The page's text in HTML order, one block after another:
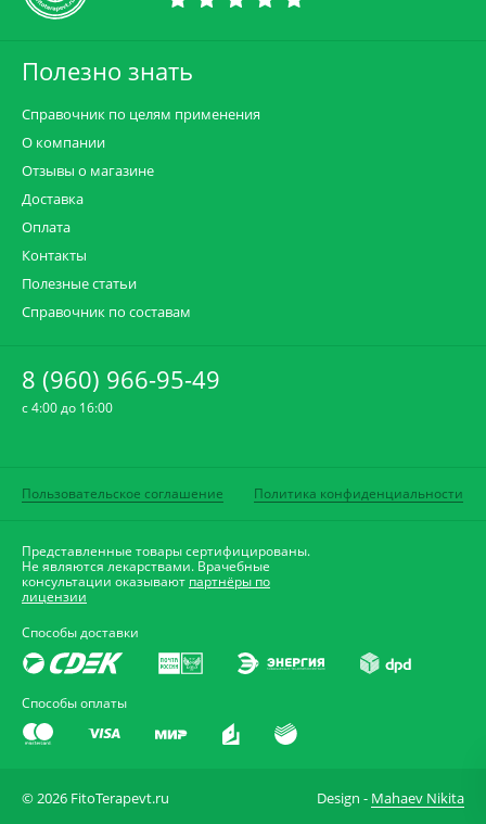
Полезно знать
Справочник по целям применения
О компании
Отзывы о магазине
Доставка
Оплата
Контакты
Полезные статьи
Справочник по составам
8 (960) 966-95-49
c 4:00 до 16:00
Пользовательское соглашение Политика конфиденциальности
Представленные товары сертифицированы.
Не являются лекарствами. Врачебные
консультации оказывают партнёры по
лицензии
Способы доставки
Способы оплаты
© 2026 FitoTerapevt.ru Design - Mahaev Nikita